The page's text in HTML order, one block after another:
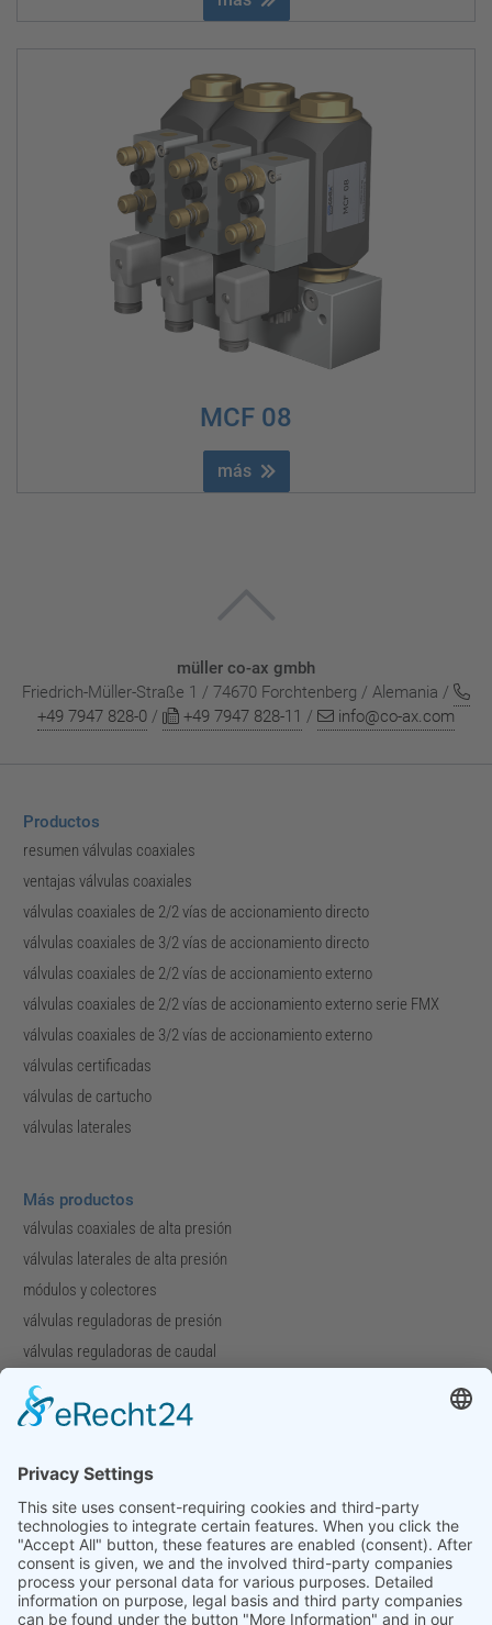
MCF 08
más
müller co-ax gmbh
Friedrich-Müller-Straße 1 / 74670 Forchtenberg / Alemania /
+49 7947 828-0 / +49 7947 828-11 / info@co-ax.com
Productos
resumen válvulas coaxiales
ventajas válvulas coaxiales
válvulas coaxiales de 2/2 vías de accionamiento directo
válvulas coaxiales de 3/2 vías de accionamiento directo
válvulas coaxiales de 2/2 vías de accionamiento externo
válvulas coaxiales de 2/2 vías de accionamiento externo serie FMX
válvulas coaxiales de 3/2 vías de accionamiento externo
válvulas certificadas
válvulas de cartucho
válvulas laterales
Más productos
válvulas coaxiales de alta presión
válvulas laterales de alta presión
módulos y colectores
válvulas reguladoras de presión
válvulas reguladoras de caudal
válvulas especiales
Compañía
Perfil de la compañía
Descargas
Ferias
Contacto